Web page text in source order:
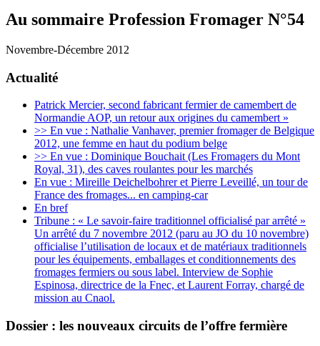
Au sommaire Profession Fromager N°54
Novembre-Décembre 2012
Actualité
Patrick Mercier, second fabricant fermier de camembert de
Normandie AOP, un retour aux origines du camembert »
>> En vue : Nathalie Vanhaver, premier fromager de Belgique
2012, une femme en haut du podium belge
>> En vue : Dominique Bouchait (Les Fromagers du Mont
Royal, 31), des caves roulantes pour les marchés
En vue : Mireille Deichelbohrer et Pierre Leveillé, un tour de
France des fromages... en camping-car
En bref
Tribune : « Le savoir-faire traditionnel officialisé par arrêté »
Un arrêté du 7 novembre 2012 (paru au JO du 10 novembre)
officialise l’utilisation de locaux et de matériaux traditionnels
pour les équipements, emballages et conditionnements des
fromages fermiers ou sous label. Interview de Sophie
Espinosa, directrice de la Fnec, et Laurent Forray, chargé de
mission au Cnaol.
Dossier : les nouveaux circuits de l’offre fermière